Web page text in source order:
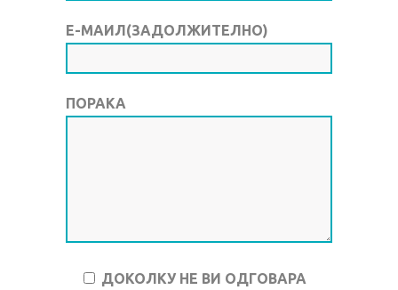
Е-МАИЛ(ЗАДОЛЖИТЕЛНО)
ПОРАКА
ДОКОЛКУ НЕ ВИ ОДГОВАРА